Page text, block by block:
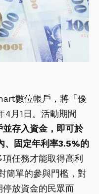
數位帳戶，將「優
4月1日。活動期間
存入資金，即可於
、固定年利率3.5%的
任務才能取得高利
簡單的參與門檻，對
放資金的民眾而